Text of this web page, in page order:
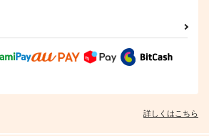
詳しくはこちら